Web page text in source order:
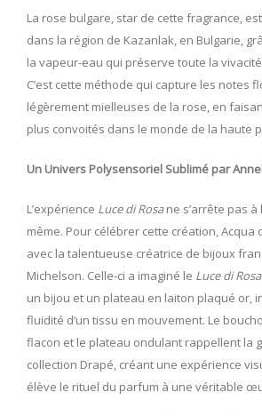
La rose bulgare, star de cette fragrance,
dans la région de Kazanlak, en Bulgarie,
la vapeur-eau qui préserve toute la
C’est cette méthode qui capture les notes
légèrement mielleuses de la rose, en
plus convoités dans le monde de la haute
Un Univers Polysensoriel Sublimé par
L’expérience Luce di Rosane s’arrête pas
même. Pour célébrer cette création, Acqua
avec la talentueuse créatrice de bijoux
Michelson. Celle-ci a imaginé le Luce di
un bijou et un plateau en laiton plaqué or,
fluidité d’un tissu en mouvement. Le
flacon et le plateau ondulant rappellent la
collection Drapé, créant une expérience
élève le rituel du parfum à une véritable